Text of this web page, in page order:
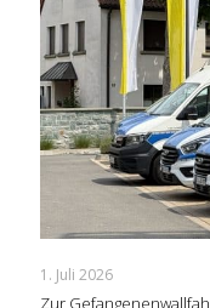
1. Juli 2026
Zur